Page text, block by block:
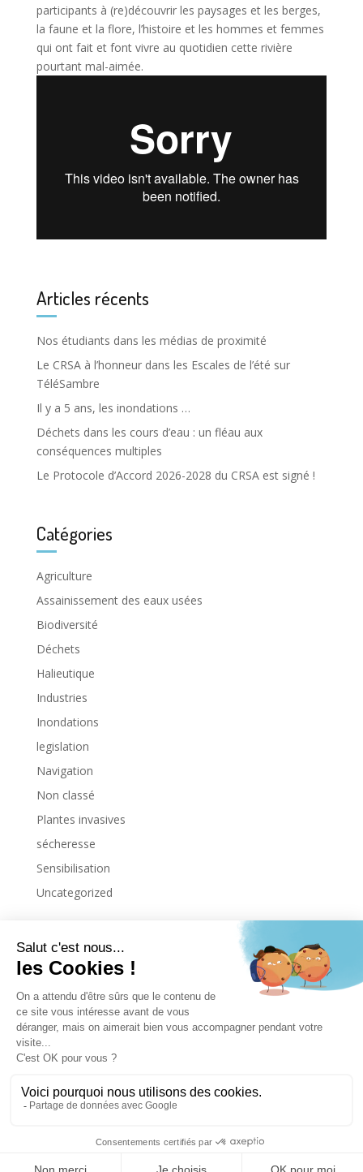
participants à (re)découvrir les paysages et les berges,
la faune et la flore, l’histoire et les hommes et femmes
qui ont fait et font vivre au quotidien cette rivière
pourtant mal-aimée.
Articles récents
Nos étudiants dans les médias de proximité
Le CRSA à l’honneur dans les Escales de l’été sur
TéléSambre
Il y a 5 ans, les inondations …
Déchets dans les cours d’eau : un fléau aux
conséquences multiples
Le Protocole d’Accord 2026-2028 du CRSA est signé !
Catégories
Agriculture
Assainissement des eaux usées
Biodiversité
Déchets
Halieutique
Industries
Inondations
legislation
Navigation
Non classé
Plantes invasives
sécheresse
Sensibilisation
Uncategorized
Copyright © 2026. All Rights Reserved.
Politiques de vie privée